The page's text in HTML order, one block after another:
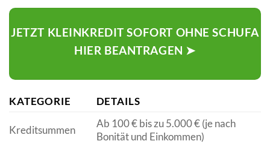
JETZT KLEINKREDIT SOFORT OHNE SCHUFA
HIER BEANTRAGEN ➤
KATEGORIE DETAILS
Kreditsummen
Ab 100 € bis zu 5.000 € (je nach
Bonität und Einkommen)